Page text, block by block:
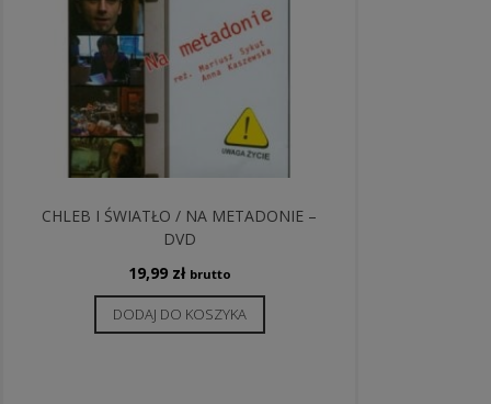
CHLEB I ŚWIATŁO / NA METADONIE –
DVD
19,99 zł brutto
DODAJ DO KOSZYKA